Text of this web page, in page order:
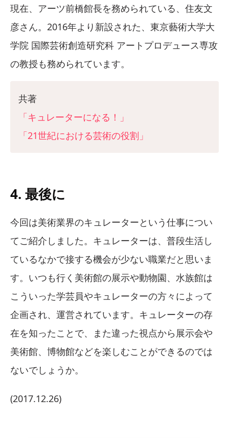
現在、アーツ前橋館長を務められている、住友文
彦さん。2016年より新設された、東京藝術大学大
学院 国際芸術創造研究科 アートプロデュース専攻
の教授も務められています。
共著
「キュレーターになる！」
「21世紀における芸術の役割」
4. 最後に
今回は美術業界のキュレーターという仕事につい
てご紹介しました。キュレーターは、普段生活し
ているなかで接する機会が少ない職業だと思いま
す。いつも行く美術館の展示や動物園、水族館は
こういった学芸員やキュレーターの方々によって
企画され、運営されています。キュレーターの存
在を知ったことで、また違った視点から展示会や
美術館、博物館などを楽しむことができるのでは
ないでしょうか。
(2017.12.26)